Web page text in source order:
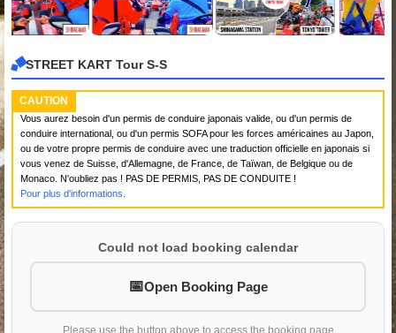
STREET KART Tour S-S
CAUTION
Vous aurez besoin d'un permis de conduire japonais valide, ou d'un permis de
conduire international, ou d'un permis SOFA pour les forces américaines au Japon,
ou de votre propre permis de conduire avec une traduction officielle en japonais si
vous venez de Suisse, d'Allemagne, de France, de Taïwan, de Belgique ou de
Monaco. N'oubliez pas ! PAS DE PERMIS, PAS DE CONDUITE !
Pour plus d'informations.
Could not load booking calendar
Open Booking Page
Please use the button above to access the booking page